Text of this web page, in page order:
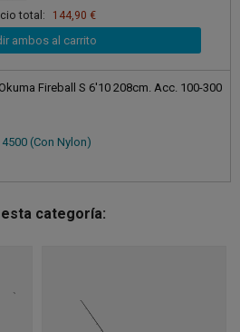
total: 144,90 €
ambos al carrito
Fireball S 6'10 208cm. Acc. 100-300
(Con Nylon)
categoría: